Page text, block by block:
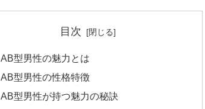
目次
AB型男性の魅力とは
AB型男性の性格特徴
AB型男性が持つ魅力の秘訣